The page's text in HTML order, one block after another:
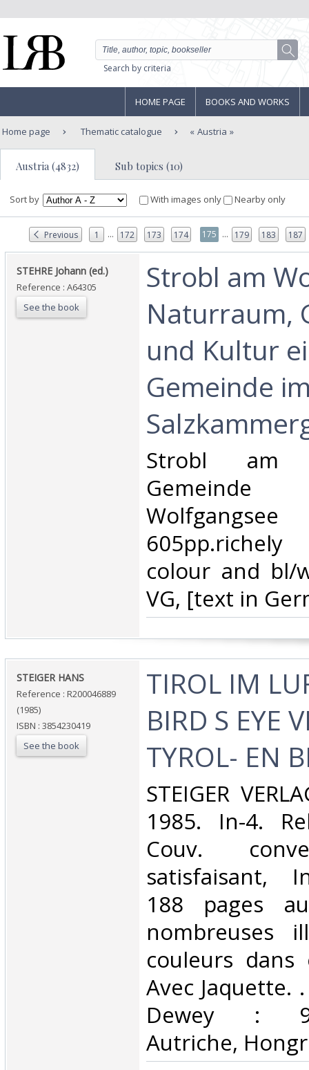
Search by criteria
HOME PAGE BOOKS AND WORKS
Home page Thematic catalogue Austria
Austria (4832) Sub topics (10)
Sort by With images only Nearby only
Previous 1 ... 172 173 174 175 ... 179 183 187
‎STEHRE Johann (ed.)‎
Reference : A64305
See the book
‎Strobl am
Naturraum,
und Kultur
Gemeinde
‎Strobl am
colour and bl/
VG, [text in
‎STEIGER HANS‎
Reference : R200046889
(1985)
ISBN : 3854230419
See the book
‎TIROL IM
BIRD S EYE
TYROL- EN
‎STEIGER
1985. In-4.
Couv.
satisfaisant,
188 pages
nombreuses
couleurs
Avec Jaquette.
Dewey :
Autriche,